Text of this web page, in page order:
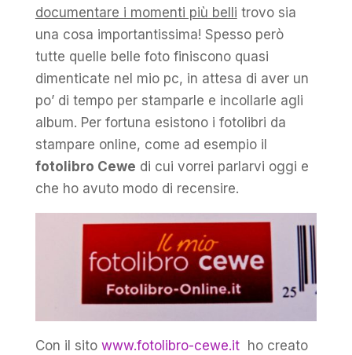
documentare i momenti più belli trovo sia
una cosa importantissima! Spesso però
tutte quelle belle foto finiscono quasi
dimenticate nel mio pc, in attesa di aver un
po’ di tempo per stamparle e incollarle agli
album. Per fortuna esistono i fotolibri da
stampare online, come ad esempio il
fotolibro Cewe di cui vorrei parlarvi oggi e
che ho avuto modo di recensire.
Con il sitowww.fotolibro-cewe.itho creato